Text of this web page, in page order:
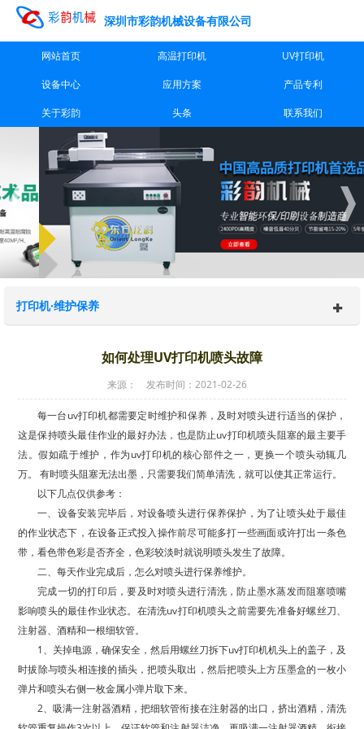
深圳市彩韵机械设备有限公司
网站首页 高温打印机 UV打印机
设备中心 应用方案 产品专利
关于彩韵 头条 联系我们
打印机·维护保养
如何处理UV打印机喷头故障
来源： 发布时间：2021-02-26
每一台uv打印机都需要定时维护和保养，及时对喷头进行适当的保护，
这是保持喷头最佳作业的最好办法，也是防止uv打印机喷头阻塞的最主要手
法。假如疏于维护，作为uv打印机的核心部件之一，更换一个喷头动辄几
万。 有时喷头阻塞无法出墨，只需要我们简单清洗，就可以使其正常运行。
以下几点仅供参考：
一、设备安装完毕后，对设备喷头进行保养保护，为了让喷头处于最佳
的作业状态下，在设备正式投入操作前尽可能多打一些画面或许打出一条色
带，看色带色彩是否齐全，色彩较淡时就说明喷头发生了故障。
二、每天作业完成后，怎么对喷头进行保养维护。
完成一切的打印后，要及时对喷头进行清洗，防止墨水蒸发而阻塞喷嘴
影响喷头的最佳作业状态。在清洗uv打印机喷头之前需要先准备好螺丝刀、
注射器、酒精和一根细软管。
1、关掉电源，确保安全，然后用螺丝刀拆下uv打印机机头上的盖子，及
时拔除与喷头相连接的插头，把喷头取出，然后把喷头上方压墨盒的一枚小
弹片和喷头右侧一枚金属小弹片取下来。
2、吸满一注射器酒精，把细软管衔接在注射器的出口，挤出酒精，清洗